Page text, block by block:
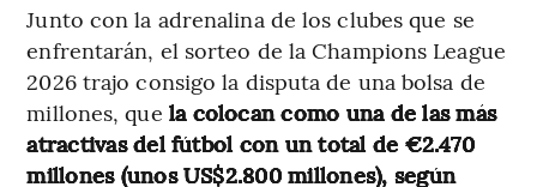
Junto con la adrenalina de los clubes que se
enfrentarán, el sorteo de la Champions League
2026 trajo consigo la disputa de una bolsa de
millones, que la colocan como una de las más
atractivas del fútbol con un total de €2.470
millones (unos US$2.800 millones), según